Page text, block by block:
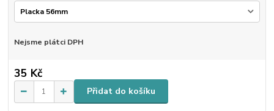
Nejsme plátci DPH
35 Kč
Přidat do košíku